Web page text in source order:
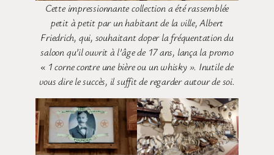
Cette impressionnante collection a été rassemblée
petit à petit par un habitant de la ville, Albert
Friedrich, qui, souhaitant doper la fréquentation du
saloon qu’il ouvrit à l’âge de 17 ans, lança la promo
« 1 corne contre une bière ou un whisky ». Inutile de
vous dire le succès, il suffit de regarder autour de soi.